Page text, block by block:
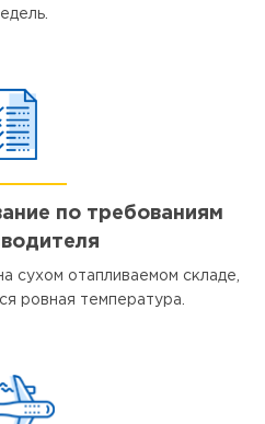
по требованиям
сухом отапливаемом складе,
ровная температура.